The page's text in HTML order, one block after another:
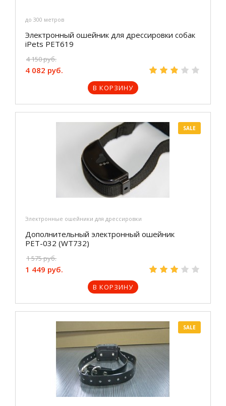
до 300 метров
Электронный ошейник для дрессировки собак
iPets PET619
4 150 руб.
4 082 руб.
В КОРЗИНУ
SALE
Электронные ошейники для дрессировки
Дополнительный электронный ошейник
РЕТ-032 (WT732)
1 575 руб.
1 449 руб.
В КОРЗИНУ
SALE